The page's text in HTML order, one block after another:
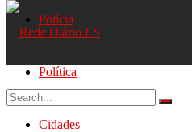
Polícia
Política
Cidades